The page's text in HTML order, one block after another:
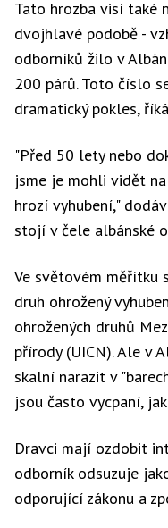
Tato hrozba visí také
dvojhlavé podobě -
odborníků žilo v
200 párů. Toto číslo
dramatický pokles,
"Před 50 lety nebo
jsme je mohli vidět
hrozí vyhubení,"
stojí v čele albánské
Ve světovém měřítku
druh ohrožený
ohrožených druhů
přírody (UICN). Ale v
skalní narazit v
jsou často vycpaní,
Dravci mají ozdobit
odborník odsuzuje
odporující zákonu a